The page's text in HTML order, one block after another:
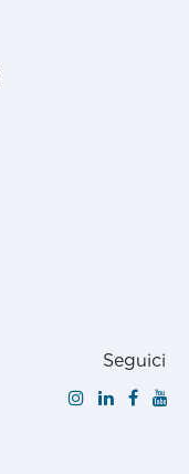
Seguici